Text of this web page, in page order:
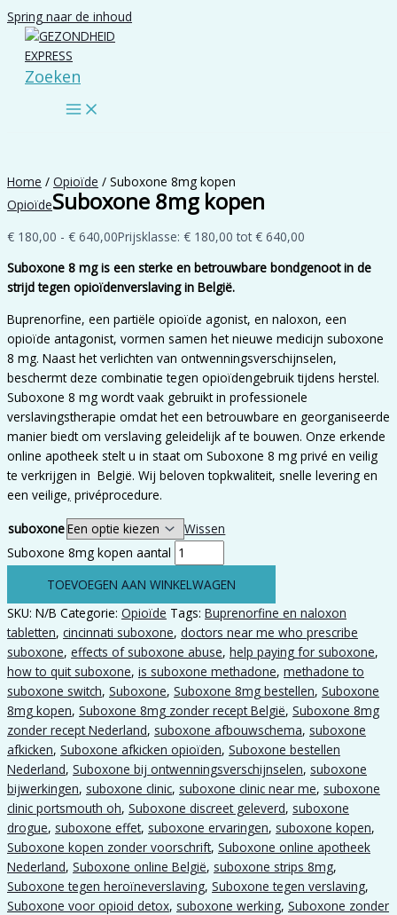
Spring naar de inhoud
Zoeken
Home / Opioïde / Suboxone 8mg kopen
OpioïdeSuboxone 8mg kopen
€ 180,00 - € 640,00Prijsklasse: € 180,00 tot € 640,00
Suboxone 8 mg is een sterke en betrouwbare bondgenoot in de
strijd tegen opioïdenverslaving in België.
Buprenorfine, een partiële opioïde agonist, en naloxon, een
opioïde antagonist, vormen samen het nieuwe medicijn suboxone
8 mg. Naast het verlichten van ontwenningsverschijnselen,
beschermt deze combinatie tegen opioïdengebruik tijdens herstel.
Suboxone 8 mg wordt vaak gebruikt in professionele
verslavingstherapie omdat het een betrouwbare en georganiseerde
manier biedt om verslaving geleidelijk af te bouwen. Onze erkende
online apotheek stelt u in staat om Suboxone 8 mg privé en veilig
te verkrijgen in België. Wij beloven topkwaliteit, snelle levering en
een veilige, privéprocedure.
suboxone
Wissen
Suboxone 8mg kopen aantal
TOEVOEGEN AAN WINKELWAGEN
SKU: N/B Categorie: Opioïde Tags: Buprenorfine en naloxon
tabletten, cincinnati suboxone, doctors near me who prescribe
suboxone, effects of suboxone abuse, help paying for suboxone,
how to quit suboxone, is suboxone methadone, methadone to
suboxone switch, Suboxone, Suboxone 8mg bestellen, Suboxone
8mg kopen, Suboxone 8mg zonder recept België, Suboxone 8mg
zonder recept Nederland, suboxone afbouwschema, suboxone
afkicken, Suboxone afkicken opioïden, Suboxone bestellen
Nederland, Suboxone bij ontwenningsverschijnselen, suboxone
bijwerkingen, suboxone clinic, suboxone clinic near me, suboxone
clinic portsmouth oh, Suboxone discreet geleverd, suboxone
drogue, suboxone effet, suboxone ervaringen, suboxone kopen,
Suboxone kopen zonder voorschrift, Suboxone online apotheek
Nederland, Suboxone online België, suboxone strips 8mg,
Suboxone tegen heroïneverslaving, Suboxone tegen verslaving,
Suboxone voor opioid detox, suboxone werking, Suboxone zonder